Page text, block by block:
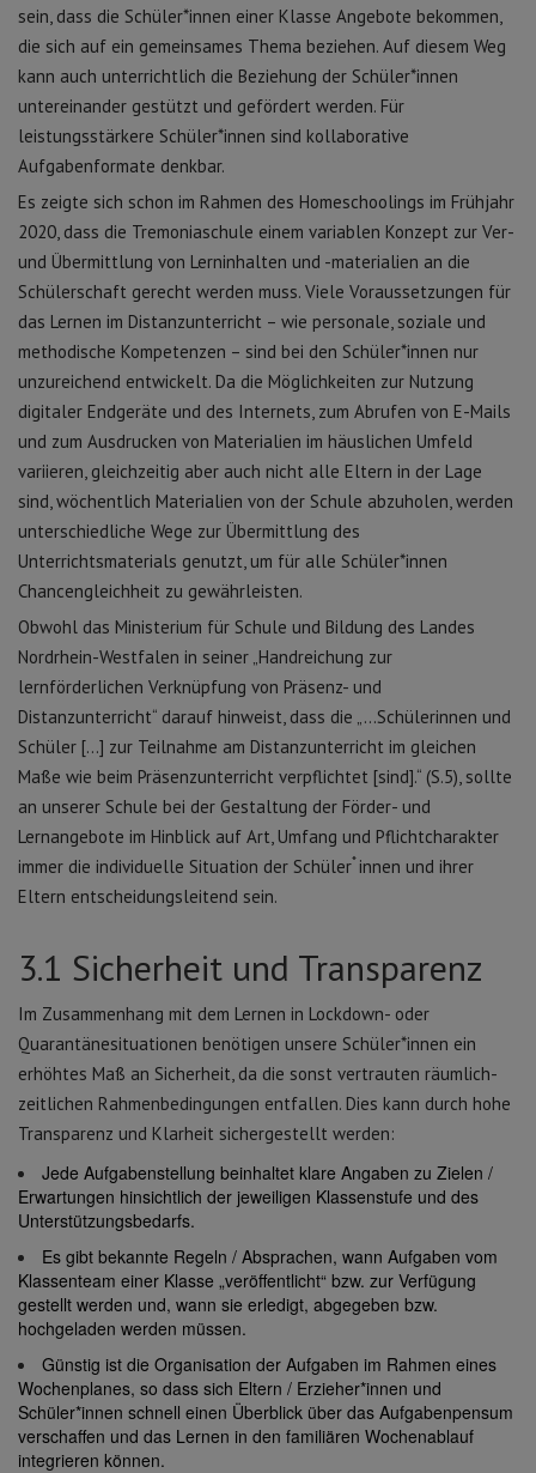
sein, dass die Schüler*innen einer Klasse Angebote bekommen,
die sich auf ein gemeinsames Thema beziehen. Auf diesem Weg
kann auch unterrichtlich die Beziehung der Schüler*innen
untereinander gestützt und gefördert werden. Für
leistungsstärkere Schüler*innen sind kollaborative
Aufgabenformate denkbar.
Es zeigte sich schon im Rahmen des Homeschoolings im Frühjahr
2020, dass die Tremoniaschule einem variablen Konzept zur Ver-
und Übermittlung von Lerninhalten und -materialien an die
Schülerschaft gerecht werden muss. Viele Voraussetzungen für
das Lernen im Distanzunterricht – wie personale, soziale und
methodische Kompetenzen – sind bei den Schüler*innen nur
unzureichend entwickelt. Da die Möglichkeiten zur Nutzung
digitaler Endgeräte und des Internets, zum Abrufen von E-Mails
und zum Ausdrucken von Materialien im häuslichen Umfeld
variieren, gleichzeitig aber auch nicht alle Eltern in der Lage
sind, wöchentlich Materialien von der Schule abzuholen, werden
unterschiedliche Wege zur Übermittlung des
Unterrichtsmaterials genutzt, um für alle Schüler*innen
Chancengleichheit zu gewährleisten.
Obwohl das Ministerium für Schule und Bildung des Landes
Nordrhein-Westfalen in seiner „Handreichung zur
lernförderlichen Verknüpfung von Präsenz- und
Distanzunterricht“ darauf hinweist, dass die „…Schülerinnen und
Schüler […] zur Teilnahme am Distanzunterricht im gleichen
Maße wie beim Präsenzunterricht verpflichtet [sind].“ (S.5), sollte
an unserer Schule bei der Gestaltung der Förder- und
Lernangebote im Hinblick auf Art, Umfang und Pflichtcharakter
immer die individuelle Situation der Schüler* innen und ihrer
Eltern entscheidungsleitend sein.
3.1 Sicherheit und Transparenz
Im Zusammenhang mit dem Lernen in Lockdown- oder
Quarantänesituationen benötigen unsere Schüler*innen ein
erhöhtes Maß an Sicherheit, da die sonst vertrauten räumlich-
zeitlichen Rahmenbedingungen entfallen. Dies kann durch hohe
Transparenz und Klarheit sichergestellt werden:
Jede Aufgabenstellung beinhaltet klare Angaben zu Zielen /
Erwartungen hinsichtlich der jeweiligen Klassenstufe und des
Unterstützungsbedarfs.
Es gibt bekannte Regeln / Absprachen, wann Aufgaben vom
Klassenteam einer Klasse „veröffentlicht“ bzw. zur Verfügung
gestellt werden und, wann sie erledigt, abgegeben bzw.
hochgeladen werden müssen.
Günstig ist die Organisation der Aufgaben im Rahmen eines
Wochenplanes, so dass sich Eltern / Erzieher*innen und
Schüler*innen schnell einen Überblick über das Aufgabenpensum
verschaffen und das Lernen in den familiären Wochenablauf
integrieren können.